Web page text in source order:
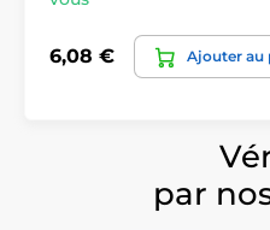
6,08 € Ajouter au
par